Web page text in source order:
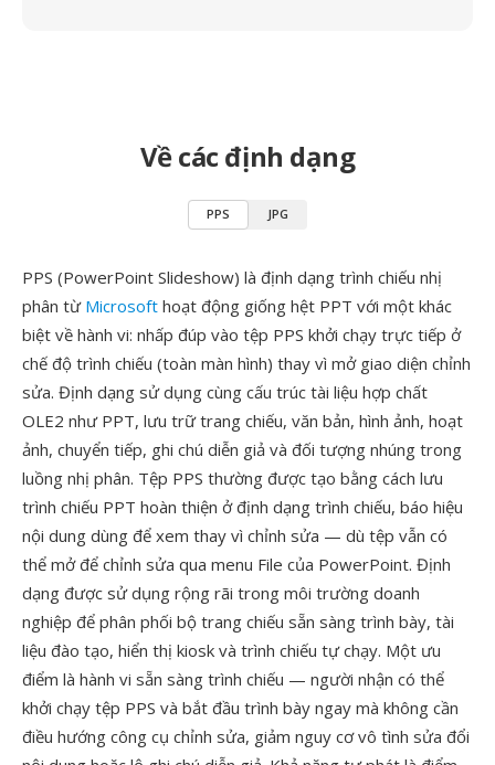
Về các định dạng
PPS JPG
PPS (PowerPoint Slideshow) là định dạng trình chiếu nhị
phân từ Microsoft hoạt động giống hệt PPT với một khác
biệt về hành vi: nhấp đúp vào tệp PPS khởi chạy trực tiếp ở
chế độ trình chiếu (toàn màn hình) thay vì mở giao diện chỉnh
sửa. Định dạng sử dụng cùng cấu trúc tài liệu hợp chất
OLE2 như PPT, lưu trữ trang chiếu, văn bản, hình ảnh, hoạt
ảnh, chuyển tiếp, ghi chú diễn giả và đối tượng nhúng trong
luồng nhị phân. Tệp PPS thường được tạo bằng cách lưu
trình chiếu PPT hoàn thiện ở định dạng trình chiếu, báo hiệu
nội dung dùng để xem thay vì chỉnh sửa — dù tệp vẫn có
thể mở để chỉnh sửa qua menu File của PowerPoint. Định
dạng được sử dụng rộng rãi trong môi trường doanh
nghiệp để phân phối bộ trang chiếu sẵn sàng trình bày, tài
liệu đào tạo, hiển thị kiosk và trình chiếu tự chạy. Một ưu
điểm là hành vi sẵn sàng trình chiếu — người nhận có thể
khởi chạy tệp PPS và bắt đầu trình bày ngay mà không cần
điều hướng công cụ chỉnh sửa, giảm nguy cơ vô tình sửa đổi